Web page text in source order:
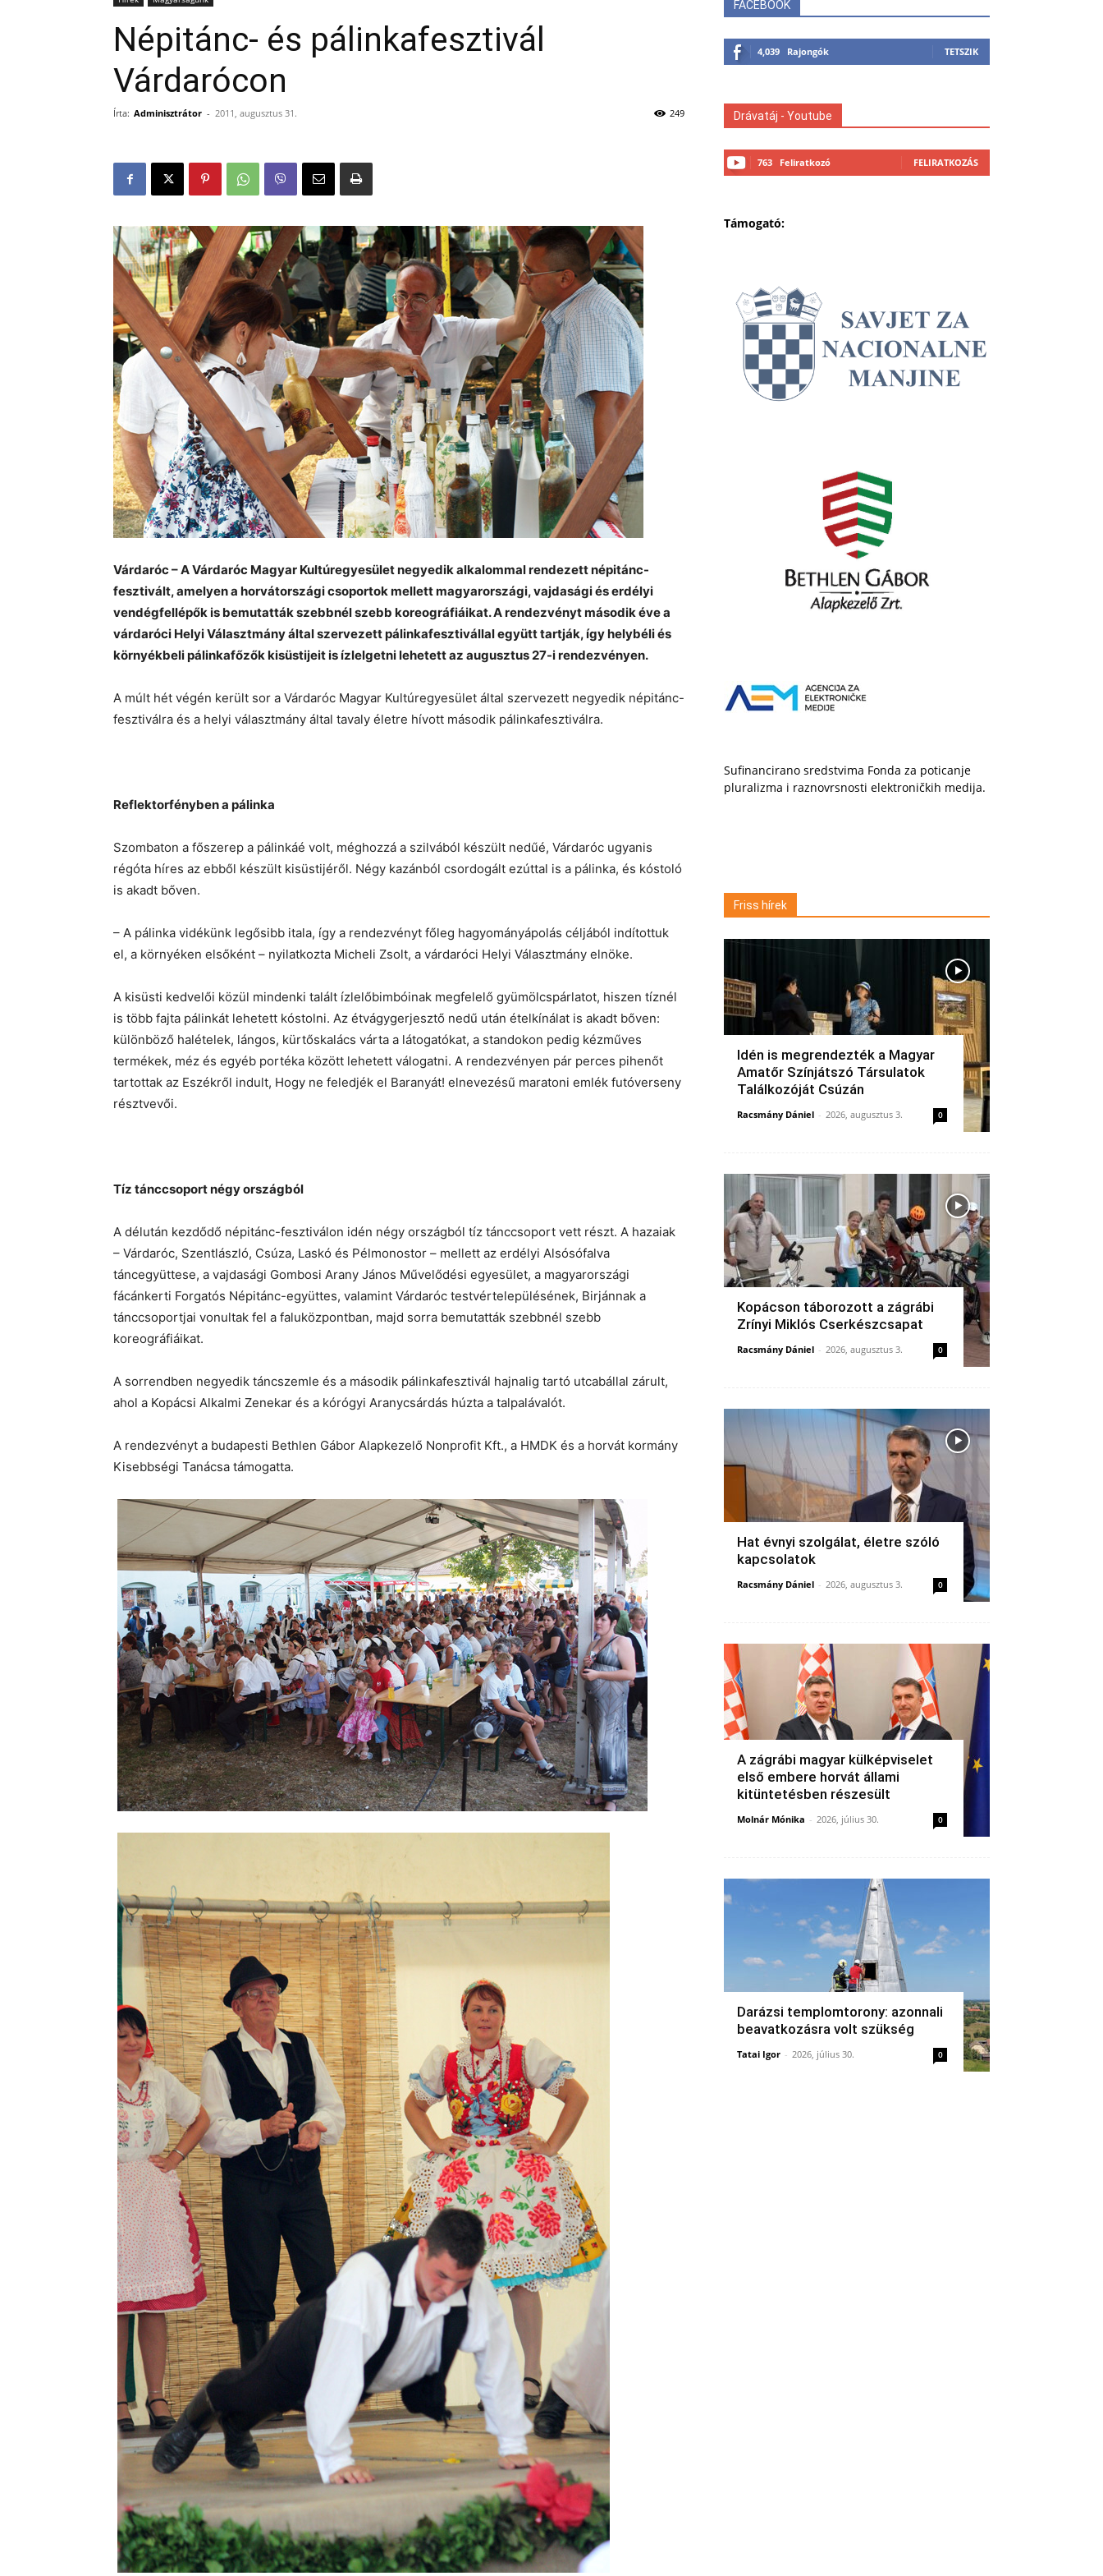
Népitánc- és pálinkafesztivál
Várdarócon
Írta: Adminisztrátor - 2011, augusztus 31. 249
Várdaróc – A Várdaróc Magyar Kultúregyesület negyedik alkalommal rendezett népitánc-
fesztivált, amelyen a horvátországi csoportok mellett magyarországi, vajdasági és erdélyi
vendégfellépők is bemutatták szebbnél szebb koreográfiáikat. A rendezvényt második éve a
várdaróci Helyi Választmány által szervezett pálinkafesztivállal együtt tartják, így helybéli és
környékbeli pálinkafőzők kisüstijeit is ízlelgetni lehetett az augusztus 27-i rendezvényen.
A múlt hét végén került sor a Várdaróc Magyar Kultúregyesület által szervezett negyedik népitánc-
fesztiválra és a helyi választmány által tavaly életre hívott második pálinkafesztiválra.
Reflektorfényben a pálinka
Szombaton a főszerep a pálinkáé volt, méghozzá a szilvából készült nedűé, Várdaróc ugyanis
régóta híres az ebből készült kisüstijéről. Négy kazánból csordogált ezúttal is a pálinka, és kóstoló
is akadt bőven.
– A pálinka vidékünk legősibb itala, így a rendezvényt főleg hagyományápolás céljából indítottuk
el, a környéken elsőként – nyilatkozta Micheli Zsolt, a várdaróci Helyi Választmány elnöke.
A kisüsti kedvelői közül mindenki talált ízlelőbimbóinak megfelelő gyümölcspárlatot, hiszen tíznél
is több fajta pálinkát lehetett kóstolni. Az étvágygerjesztő nedű után ételkínálat is akadt bőven:
különböző halételek, lángos, kürtőskalács várta a látogatókat, a standokon pedig kézműves
termékek, méz és egyéb portéka között lehetett válogatni. A rendezvényen pár perces pihenőt
tartottak az Eszékről indult, Hogy ne feledjék el Baranyát! elnevezésű maratoni emlék futóverseny
résztvevői.
Tíz tánccsoport négy országból
A délután kezdődő népitánc-fesztiválon idén négy országból tíz tánccsoport vett részt. A hazaiak
– Várdaróc, Szentlászló, Csúza, Laskó és Pélmonostor – mellett az erdélyi Alsósófalva
táncegyüttese, a vajdasági Gombosi Arany János Művelődési egyesület, a magyarországi
fácánkerti Forgatós Népitánc-együttes, valamint Várdaróc testvértelepülésének, Birjánnak a
tánccsoportjai vonultak fel a faluközpontban, majd sorra bemutatták szebbnél szebb
koreográfiáikat.
A sorrendben negyedik táncszemle és a második pálinkafesztivál hajnalig tartó utcabállal zárult,
ahol a Kopácsi Alkalmi Zenekar és a kórógyi Aranycsárdás húzta a talpalávalót.
A rendezvényt a budapesti Bethlen Gábor Alapkezelő Nonprofit Kft., a HMDK és a horvát kormány
Kisebbségi Tanácsa támogatta.
FACEBOOK
4,039 Rajongók TETSZIK
Drávatáj - Youtube
763 Feliratkozó FELIRATKOZÁS
Támogató:
Sufinancirano sredstvima Fonda za poticanje
pluralizma i raznovrsnosti elektroničkih medija.
Friss hírek
Idén is megrendezték a Magyar
Amatőr Színjátszó Társulatok
Találkozóját Csúzán
Racsmány Dániel - 2026, augusztus 3. 0
Kopácson táborozott a zágrábi
Zrínyi Miklós Cserkészcsapat
Racsmány Dániel - 2026, augusztus 3. 0
Hat évnyi szolgálat, életre szóló
kapcsolatok
Racsmány Dániel - 2026, augusztus 3. 0
A zágrábi magyar külképviselet
első embere horvát állami
kitüntetésben részesült
Molnár Mónika - 2026, július 30. 0
Darázsi templomtorony: azonnali
beavatkozásra volt szükség
Tatai Igor - 2026, július 30. 0